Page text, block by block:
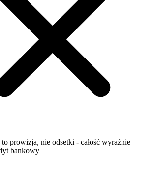
prowizja, nie odsetki - całość wyraźnie
bankowy